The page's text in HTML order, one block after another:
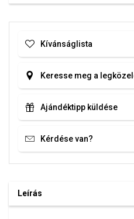
megfelel az igényes
Kívánságlista
Keresse meg a
Ajándéktipp küldése
Kérdése van?
Leírás